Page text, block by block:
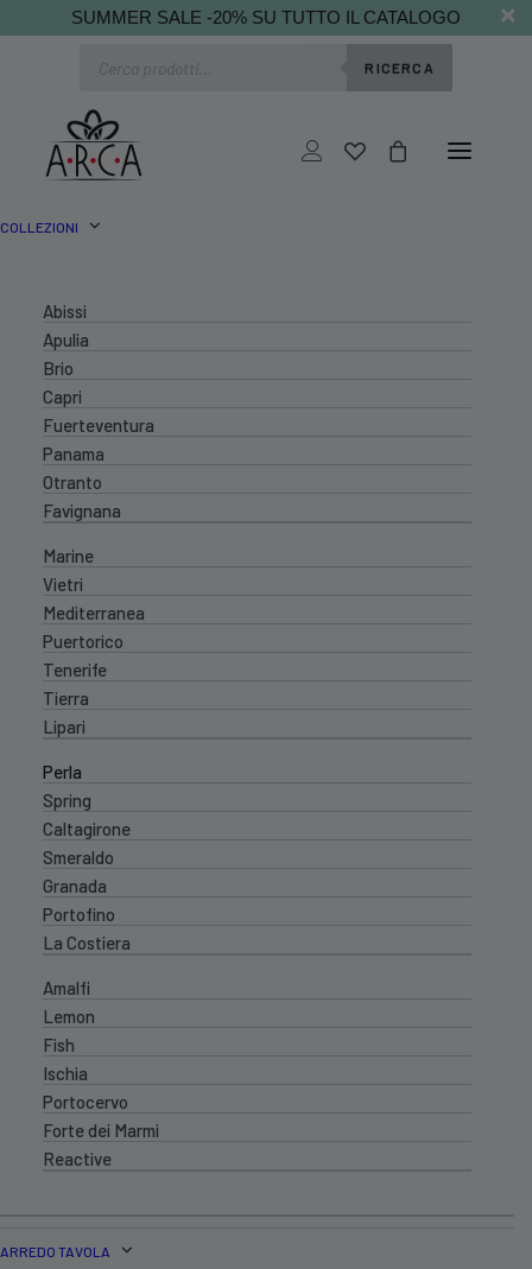
SUMMER SALE -20% SU TUTTO IL CATALOGO
RICERCA
COLLEZIONI
Abissi
Apulia
Brio
Capri
Fuerteventura
Panama
Otranto
Favignana
Marine
Vietri
Mediterranea
Puertorico
Tenerife
Tierra
Lipari
Perla
Spring
Caltagirone
Smeraldo
Granada
Portofino
La Costiera
Amalfi
Lemon
Fish
Ischia
Portocervo
Forte dei Marmi
Reactive
ARREDO TAVOLA